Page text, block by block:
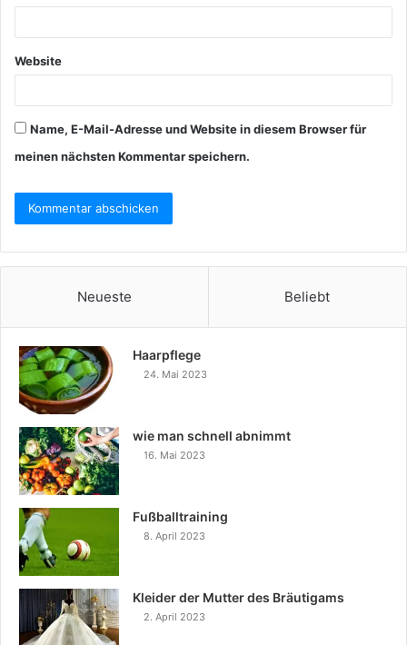
Website
Name, E-Mail-Adresse und Website in diesem Browser für
meinen nächsten Kommentar speichern.
Neueste Beliebt
Haarpflege
24. Mai 2023
wie man schnell abnimmt
16. Mai 2023
Fußballtraining
8. April 2023
Kleider der Mutter des Bräutigams
2. April 2023